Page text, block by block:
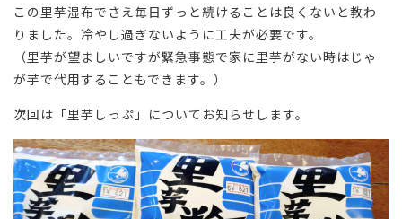
この里芋湿布でさえ毎日ずっと続けることは良くないと教わ
りました。冷やし過ぎないように工夫が必要です。
（里芋が望ましいですが緊急事態で家に里芋がない時はじゃ
が芋で代用することもできます。）
次回は「里芋しっぷ」についてお知らせします。